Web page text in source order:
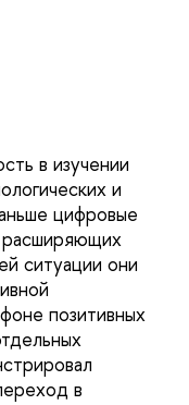
в изучении
и
цифровые
расширяющих
ситуации они
позитивных
в